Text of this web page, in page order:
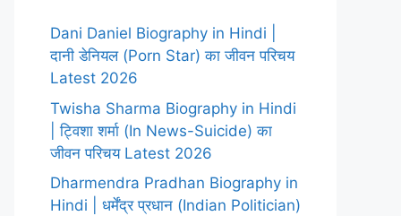
Dani Daniel Biography in Hindi |
दानी डेनियल (Porn Star) का जीवन परिचय
Latest 2026
Twisha Sharma Biography in Hindi
| ट्विशा शर्मा (In News-Suicide) का
जीवन परिचय Latest 2026
Dharmendra Pradhan Biography in
Hindi | धर्मेंद्र प्रधान (Indian Politician)